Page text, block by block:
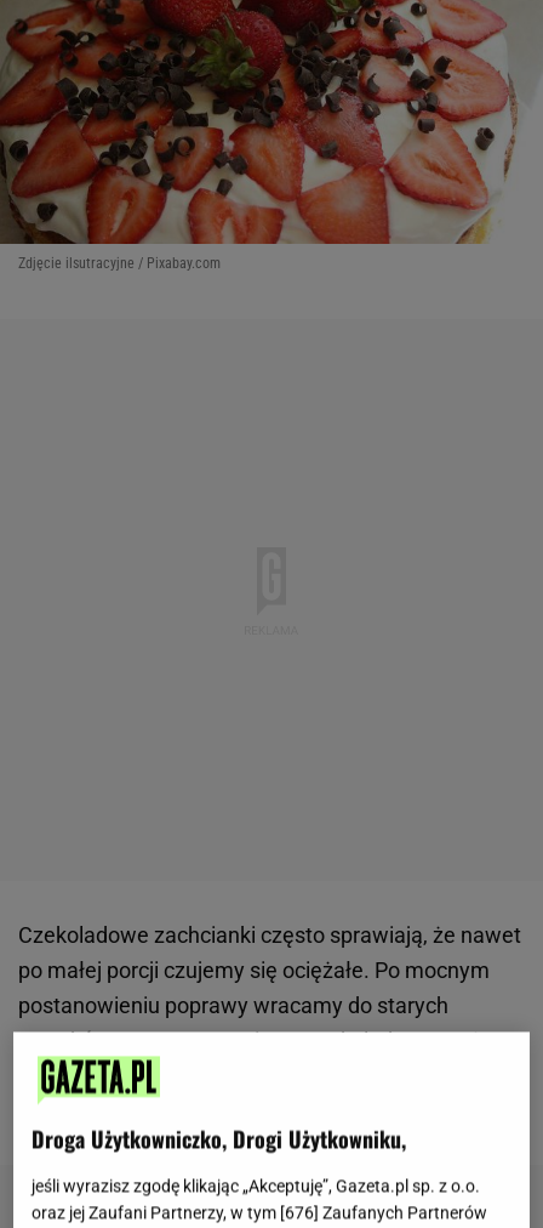
Zdjęcie ilsutracyjne / Pixabay.com
Czekoladowe zachcianki często sprawiają, że nawet
po małej porcji czujemy się ociężałe. Po mocnym
postanowieniu poprawy wracamy do starych
nawyków. Tymczasem ciasto czekoladowe może
być lekkie jak chmurka. Poniżej znajdziesz słodką
instrukcję do krainy zapomnienia.
Droga Użytkowniczko, Drogi Użytkowniku,
jeśli wyrazisz zgodę klikając „Akceptuję”, Gazeta.pl sp. z o.o.
oraz jej Zaufani Partnerzy, w tym [676] Zaufanych Partnerów